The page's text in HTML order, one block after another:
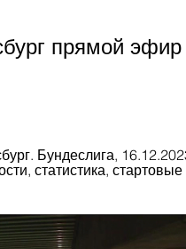
прямой эфир
Бундеслига,
статистика,